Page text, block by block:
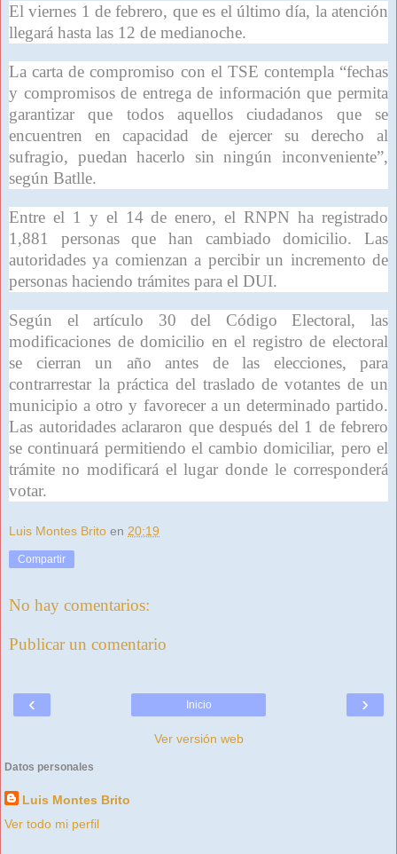
El viernes 1 de febrero, que es el último día, la atención
llegará hasta las 12 de medianoche.
La carta de compromiso con el TSE contempla “fechas
y compromisos de entrega de información que permita
garantizar que todos aquellos ciudadanos que se
encuentren en capacidad de ejercer su derecho al
sufragio, puedan hacerlo sin ningún inconveniente”,
según Batlle.
Entre el 1 y el 14 de enero, el RNPN ha registrado
1,881 personas que han cambiado domicilio. Las
autoridades ya comienzan a percibir un incremento de
personas haciendo trámites para el DUI.
Según el artículo 30 del Código Electoral, las
modificaciones de domicilio en el registro de electoral
se cierran un año antes de las elecciones, para
contrarrestar la práctica del traslado de votantes de un
municipio a otro y favorecer a un determinado partido.
Las autoridades aclararon que después del 1 de febrero
se continuará permitiendo el cambio domiciliar, pero el
trámite no modificará el lugar donde le corresponderá
votar.
Luis Montes Brito en 20:19
Compartir
No hay comentarios:
Publicar un comentario
‹ ›
Inicio
Ver versión web
Datos personales
Luis Montes Brito
Ver todo mi perfil